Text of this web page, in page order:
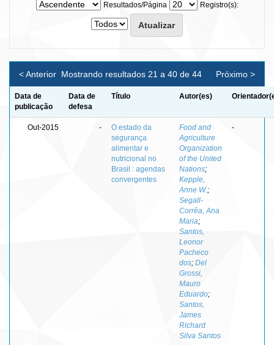
Resultados/Página
Registro(s):
Mostrando resultados 21 a 40 de 44
< Anterior Próximo >
Data de
publicação
Data de
defesa
Título Autor(es)
Out-2015 -
O estado da
segurança
alimentar e
nutricional no
Brasil : agendas
convergentes
Food and
Agriculture
Organization
of the United
Nations;
Kepple,
Anne W. ;
Segall-
Corrêa, Ana
Maria;
Santos,
Leonor
Pacheco
dos; Del
Grossi,
Mauro
Eduardo;
Santos,
James
Richard
Silva Santos
-